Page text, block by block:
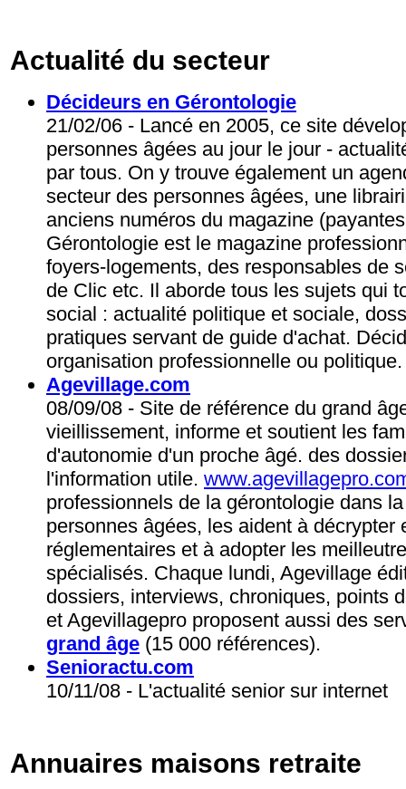
Actualité du secteur
Décideurs en Gérontologie
21/02/06 - Lancé en 2005, ce site
personnes âgées au jour le jour -
par tous. On y trouve également un
secteur des personnes âgées, une
anciens numéros du magazine
Gérontologie est le magazine
foyers-logements, des responsables de
de Clic etc. Il aborde tous les sujets qui
social : actualité politique et sociale,
pratiques servant de guide d'achat.
organisation professionnelle ou politique.
Agevillage.com
08/09/08 - Site de référence du grand
vieillissement, informe et soutient les
d'autonomie d'un proche âgé. des
l'information utile.
professionnels de la gérontologie dans
personnes âgées, les aident à décrypter
réglementaires et à adopter les
spécialisés. Chaque lundi, Agevillage
dossiers, interviews, chroniques, points
et Agevillagepro proposent aussi des
grand âge (15 000 références).
Senioractu.com
10/11/08 - L'actualité senior sur internet
Annuaires maisons retraite